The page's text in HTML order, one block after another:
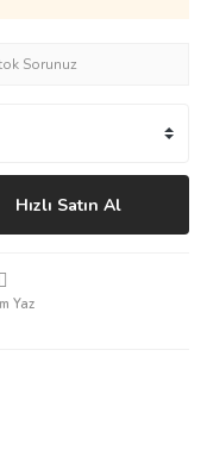
Sorunuz
Hızlı Satın Al
Yaz